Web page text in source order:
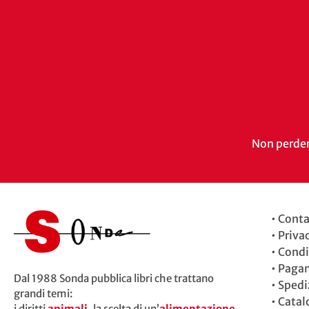
Non
Dal 1988 Sonda pubblica libri che trattano
grandi temi:
•
•
•
•
•
•